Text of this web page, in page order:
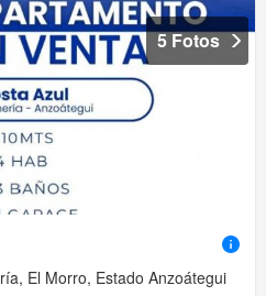
5 Fotos
El Morro, Estado Anzoátegui